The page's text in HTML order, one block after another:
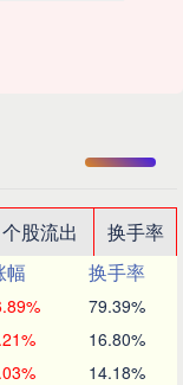
个股流出
换手率
幅
换手率
79.39%
16.80%
14.18%